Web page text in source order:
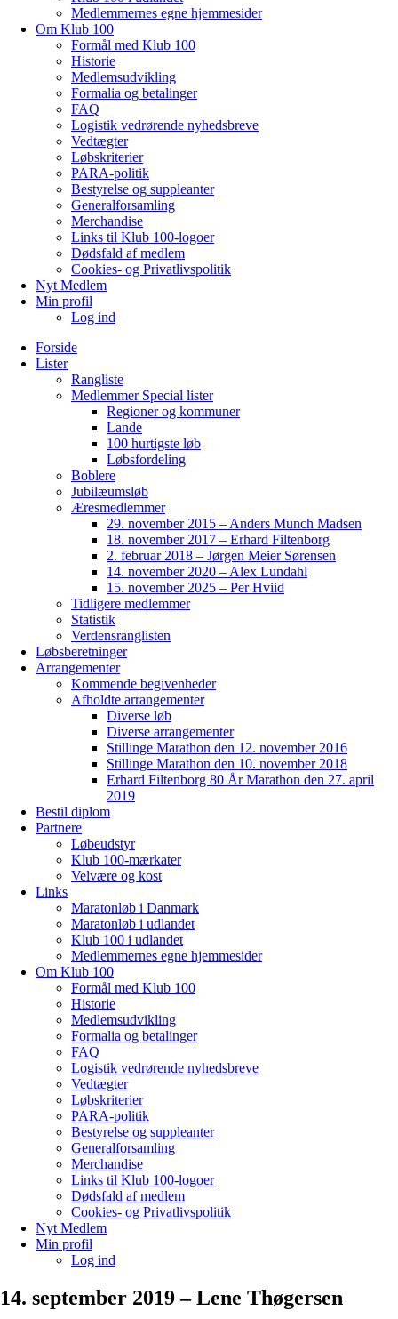
Medlemmernes egne hjemmesider
Om Klub 100
Formål med Klub 100
Historie
Medlemsudvikling
Formalia og betalinger
FAQ
Logistik vedrørende nyhedsbreve
Vedtægter
Løbskriterier
PARA-politik
Bestyrelse og suppleanter
Generalforsamling
Merchandise
Links til Klub 100-logoer
Dødsfald af medlem
Cookies- og Privatlivspolitik
Nyt Medlem
Min profil
Log ind
Forside
Lister
Rangliste
Medlemmer Special lister
Regioner og kommuner
Lande
100 hurtigste løb
Løbsfordeling
Boblere
Jubilæumsløb
Æresmedlemmer
29. november 2015 – Anders Munch Madsen
18. november 2017 – Erhard Filtenborg
2. februar 2018 – Jørgen Meier Sørensen
14. november 2020 – Alex Lundahl
15. november 2025 – Per Hviid
Tidligere medlemmer
Statistik
Verdensranglisten
Løbsberetninger
Arrangementer
Kommende begivenheder
Afholdte arrangementer
Diverse løb
Diverse arrangementer
Stillinge Marathon den 12. november 2016
Stillinge Marathon den 10. november 2018
Erhard Filtenborg 80 År Marathon den 27. april
2019
Bestil diplom
Partnere
Løbeudstyr
Klub 100-mærkater
Velvære og kost
Links
Maratonløb i Danmark
Maratonløb i udlandet
Klub 100 i udlandet
Medlemmernes egne hjemmesider
Om Klub 100
Formål med Klub 100
Historie
Medlemsudvikling
Formalia og betalinger
FAQ
Logistik vedrørende nyhedsbreve
Vedtægter
Løbskriterier
PARA-politik
Bestyrelse og suppleanter
Generalforsamling
Merchandise
Links til Klub 100-logoer
Dødsfald af medlem
Cookies- og Privatlivspolitik
Nyt Medlem
Min profil
Log ind
14. september 2019 – Lene Thøgersen